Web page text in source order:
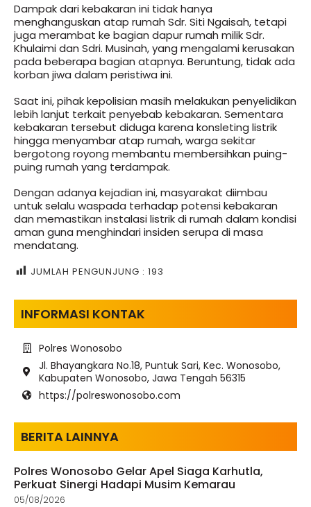
Dampak dari kebakaran ini tidak hanya
menghanguskan atap rumah Sdr. Siti Ngaisah, tetapi
juga merambat ke bagian dapur rumah milik Sdr.
Khulaimi dan Sdri. Musinah, yang mengalami kerusakan
pada beberapa bagian atapnya. Beruntung, tidak ada
korban jiwa dalam peristiwa ini.
Saat ini, pihak kepolisian masih melakukan penyelidikan
lebih lanjut terkait penyebab kebakaran. Sementara
kebakaran tersebut diduga karena konsleting listrik
hingga menyambar atap rumah, warga sekitar
bergotong royong membantu membersihkan puing-
puing rumah yang terdampak.
Dengan adanya kejadian ini, masyarakat diimbau
untuk selalu waspada terhadap potensi kebakaran
dan memastikan instalasi listrik di rumah dalam kondisi
aman guna menghindari insiden serupa di masa
mendatang.
JUMLAH PENGUNJUNG : 193
INFORMASI KONTAK
Polres Wonosobo
Jl. Bhayangkara No.18, Puntuk Sari, Kec. Wonosobo,
Kabupaten Wonosobo, Jawa Tengah 56315
https://polreswonosobo.com
BERITA LAINNYA
Polres Wonosobo Gelar Apel Siaga Karhutla,
Perkuat Sinergi Hadapi Musim Kemarau
05/08/2026